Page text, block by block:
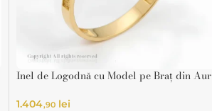
Inel de Logodnă cu Model pe Braț din Aur
1.404,90 lei